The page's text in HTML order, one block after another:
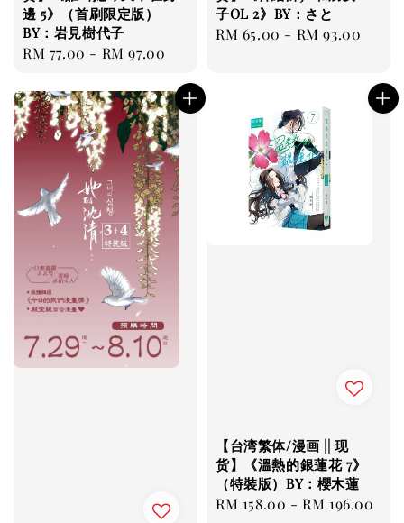
邊 5》（首刷限定版）
BY：岩見樹代子
Regular
RM 77.00 - RM 97.00
子OL 2》BY：さと
Regular
RM 65.00 - RM 93.00
【台湾繁体/漫画 || 现
货】《溫熱的銀蓮花 7》
（特裝版）BY：櫻木蓮
Regular
RM 158.00 -RM 196.00